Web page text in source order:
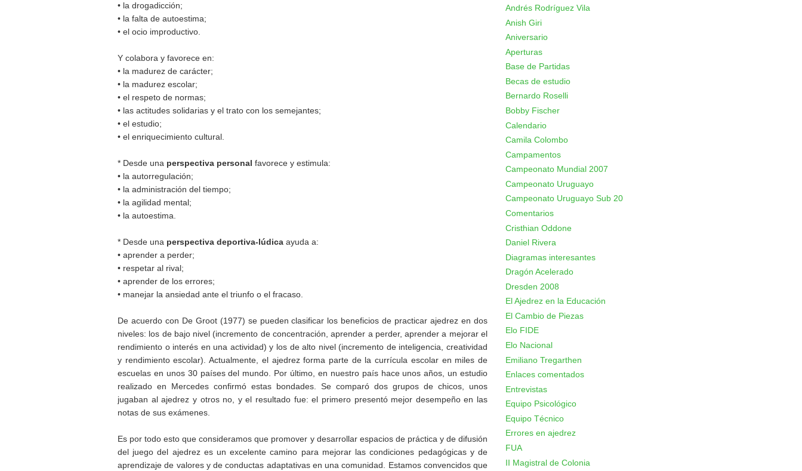
• la drogadicción;
• la falta de autoestima;
• el ocio improductivo.
Y colabora y favorece en:
• la madurez de carácter;
• la madurez escolar;
• el respeto de normas;
• las actitudes solidarias y el trato con los semejantes;
• el estudio;
• el enriquecimiento cultural.
* Desde una perspectiva personal favorece y estimula:
• la autorregulación;
• la administración del tiempo;
• la agilidad mental;
• la autoestima.
* Desde una perspectiva deportiva-lúdica ayuda a:
• aprender a perder;
• respetar al rival;
• aprender de los errores;
• manejar la ansiedad ante el triunfo o el fracaso.
De acuerdo con De Groot (1977) se pueden clasificar los beneficios de practicar ajedrez en dos
niveles: los de bajo nivel (incremento de concentración, aprender a perder, aprender a mejorar el
rendimiento o interés en una actividad) y los de alto nivel (incremento de inteligencia, creatividad
y rendimiento escolar). Actualmente, el ajedrez forma parte de la currícula escolar en miles de
escuelas en unos 30 países del mundo. Por último, en nuestro país hace unos años, un estudio
realizado en Mercedes confirmó estas bondades. Se comparó dos grupos de chicos, unos
jugaban al ajedrez y otros no, y el resultado fue: el primero presentó mejor desempeño en las
notas de sus exámenes.
Es por todo esto que consideramos que promover y desarrollar espacios de práctica y de difusión
del juego del ajedrez es un excelente camino para mejorar las condiciones pedagógicas y de
aprendizaje de valores y de conductas adaptativas en una comunidad. Estamos convencidos que
Andrés Rodríguez Vila
Anish Giri
Aniversario
Aperturas
Base de Partidas
Becas de estudio
Bernardo Roselli
Bobby Fischer
Calendario
Camila Colombo
Campamentos
Campeonato Mundial 2007
Campeonato Uruguayo
Campeonato Uruguayo Sub 20
Comentarios
Cristhian Oddone
Daniel Rivera
Diagramas interesantes
Dragón Acelerado
Dresden 2008
El Ajedrez en la Educación
El Cambio de Piezas
Elo FIDE
Elo Nacional
Emiliano Tregarthen
Enlaces comentados
Entrevistas
Equipo Psicológico
Equipo Técnico
Errores en ajedrez
FUA
II Magistral de Colonia